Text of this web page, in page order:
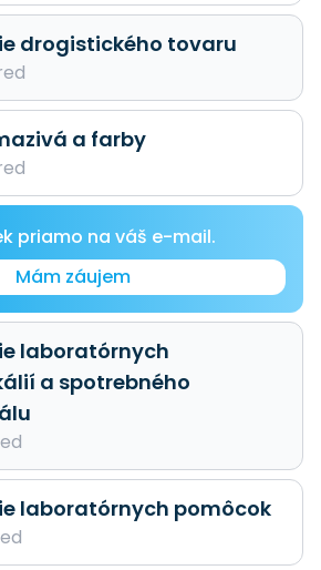
drogistického tovaru
a farby
priamo na váš e-mail.
Mám záujem
laboratórnych
a spotrebného
laboratórnych pomôcok